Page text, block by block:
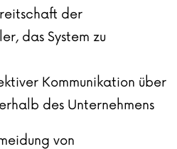
der
das System zu
Kommunikation über
des Unternehmens
von